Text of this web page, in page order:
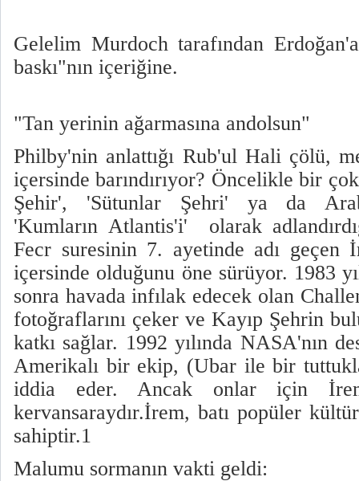
Gelelim Murdoch tarafından
baskı"nın içeriğine.
"Tan yerinin ağarmasına andolsun"
Philby'nin anlattığı Rub'ul Hali çölü,
içersinde barındırıyor? Öncelikle bir
Şehir', 'Sütunlar Şehri' ya da
'Kumların Atlantis'i' olarak
Fecr suresinin 7. ayetinde adı geçen
içersinde olduğunu öne sürüyor. 1983
sonra havada infılak edecek olan
fotoğraflarını çeker ve Kayıp Şehrin
katkı sağlar. 1992 yılında NASA'nın
Amerikalı bir ekip, (Ubar ile bir
iddia eder. Ancak onlar için
kervansaraydır.İrem, batı popüler
sahiptir.1
Malumu sormanın vakti geldi: